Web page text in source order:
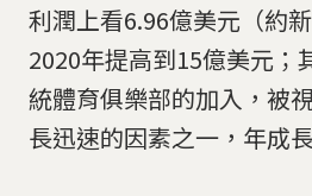
利潤上看6.96億美元（約
2020年提高到15億美元；
統體育俱樂部的加入，被
長迅速的因素之一，年成